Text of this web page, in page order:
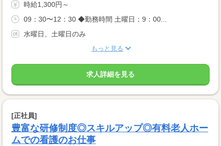
時給1,300円～
09：30〜12：30 ◆勤務時間 土曜日：9：00...
水曜日、土曜日のみ
もっと見る
求人詳細を見る
[正社員]
豊富な研修制度◎スキルアップ◎有料老人ホー
ムでの看護のお仕事